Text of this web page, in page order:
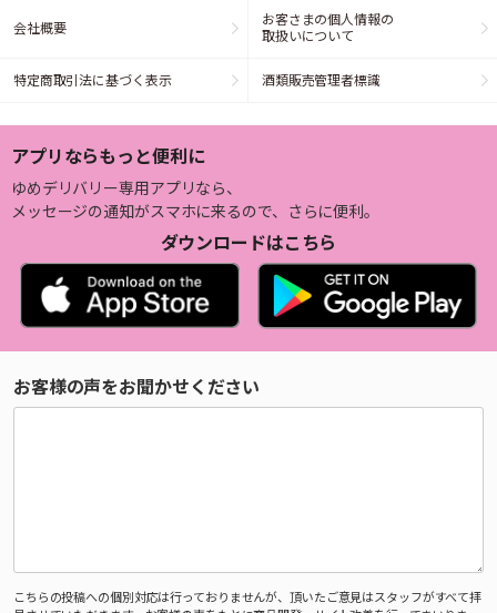
会社概要
お客さまの個人情報の
取扱いについて
特定商取引法に基づく表示 酒類販売管理者標識
アプリならもっと便利に
ゆめデリバリー専用アプリなら、
メッセージの通知がスマホに来るので、さらに便利。
ダウンロードはこちら
お客様の声をお聞かせください
こちらの投稿への個別対応は行っておりませんが、頂いたご意見はスタッフがすべて拝